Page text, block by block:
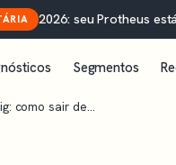
2026: seu Protheus
Segmentos
como sair de…